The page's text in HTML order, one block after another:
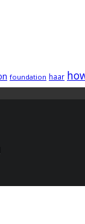
foundation haar